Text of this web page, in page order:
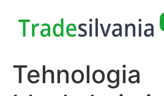
Tehnologia